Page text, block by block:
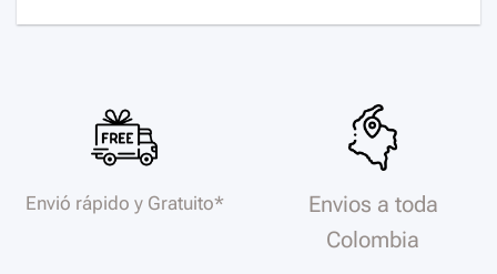
Envió rápido y Gratuito*
Envios a toda
Colombia